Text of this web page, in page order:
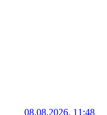
08.08.2026, 11:48